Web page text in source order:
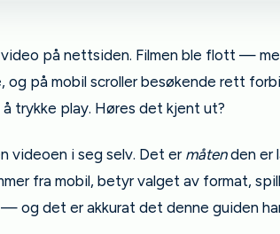
på nettsiden. Filmen ble flott —
og på mobil scroller besøkende rett
trykke play. Høres det kjent ut?
videoen i seg selv. Det er måtenden er
fra mobil, betyr valget av format,
og det er akkurat det denne guiden